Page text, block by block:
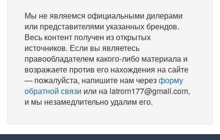
Мы не являемся официальными дилерами
или представителями указанных брендов.
Весь контент получен из открытых
источников. Если вы являетесь
правообладателем какого-либо материала и
возражаете против его нахождения на сайте
— пожалуйста, напишите нам черезформу
обратной связи или на latrom177@gmail.com,
и мы незамедлительно удалим его.